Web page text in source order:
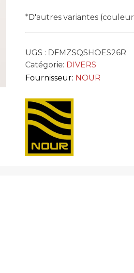
*D'autres variantes
UGS : DFMZSQSHOES26R
Catégorie: DIVERS
Fournisseur: NOUR